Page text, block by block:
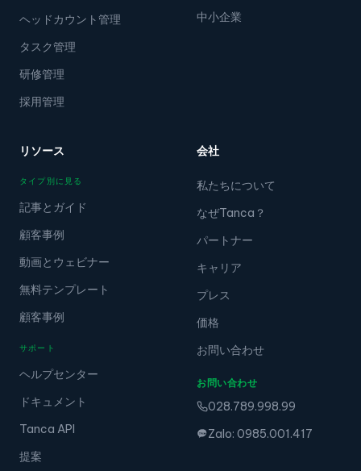
ヘッドカウント管理
タスク管理
研修管理
採用管理
中小企業
リソース
タイプ別に見る
記事とガイド
顧客事例
動画とウェビナー
無料テンプレート
顧客事例
サポート
ヘルプセンター
ドキュメント
Tanca API
提案
会社
私たちについて
なぜTanca？
パートナー
キャリア
プレス
価格
お問い合わせ
お問い合わせ
028.789.998.99
Zalo: 0985.001.417